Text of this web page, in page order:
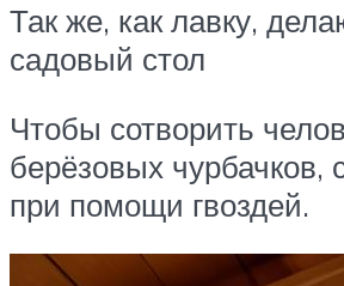
Так же, как лавку,
садовый стол
Чтобы сотворить
берёзовых чурбачков,
при помощи гвоздей.